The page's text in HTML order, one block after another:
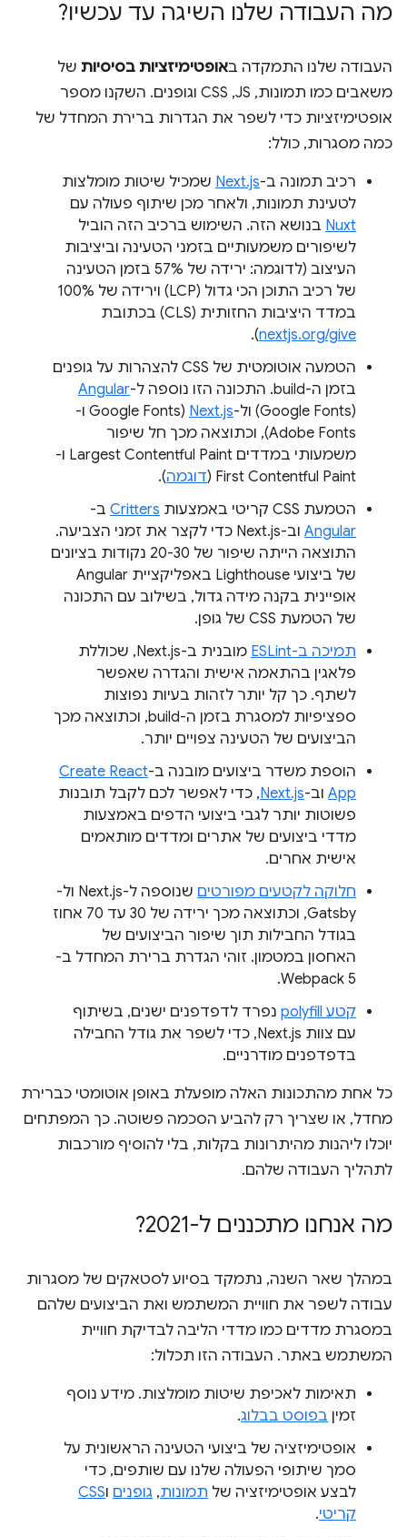
מה העבודה שלנו השיגה עד עכשיו?
העבודה שלנו התמקדה באופטימיזציות בסיסיות של
משאבים כמו תמונות, JS, ‏CSS וגופנים. השקנו מספר
אופטימיזציות כדי לשפר את הגדרות ברירת המחדל של
כמה מסגרות, כולל:
רכיב תמונה ב-Next.js שמכיל שיטות מומלצות
לטעינת תמונות, ולאחר מכן שיתוף פעולה עם
Nuxt בנושא הזה. השימוש ברכיב הזה הוביל
לשיפורים משמעותיים בזמני הטעינה וביציבות
העיצוב (לדוגמה: ירידה של 57% בזמן הטעינה
של רכיב התוכן הכי גדול (LCP) וירידה של 100%
במדד היציבות החזותית (CLS) בכתובת
nextjs.org/give
).
הטמעה אוטומטית של CSS להצהרות על גופנים
בזמן ה-build. התכונה הזו נוספה ל-
Angular
(Google Fonts) ול-
Next.js
(Google Fonts ו-
Adobe Fonts), וכתוצאה מכך חל שיפור
משמעותי במדדים Largest Contentful Paint ו-
First Contentful Paint ( דוגמה).
הטמעת CSS קריטי באמצעות
Critters ב-
Angular
וב-Next.js כדי לקצר את זמני הצביעה.
התוצאה הייתה שיפור של 20-30 נקודות בציונים
של ביצועי Lighthouse באפליקציית Angular
אופיינית בקנה מידה גדול, בשילוב עם התכונה
של הטמעת CSS של גופן.
תמיכה ב-ESLint
מובנית ב-Next.js, שכוללת
פלאגין בהתאמה אישית והגדרה שאפשר
לשתף. כך קל יותר לזהות בעיות נפוצות
ספציפיות למסגרת בזמן ה-build, וכתוצאה מכך
הביצועים של הטעינה צפויים יותר.
הוספת משדר ביצועים מובנה ב-Create React
App וב-Next.js, כדי לאפשר לכם לקבל תובנות
פשוטות יותר לגבי ביצועי הדפים באמצעות
מדדי ביצועים של אתרים ומדדים מותאמים
אישית אחרים.
חלוקה לקטעים מפורטים
שנוספה ל-Next.js ול-
Gatsby, וכתוצאה מכך ירידה של 30 עד 70 אחוז
בגודל החבילות תוך שיפור הביצועים של
האחסון במטמון. זוהי הגדרת ברירת המחדל ב-
Webpack 5.
קטע polyfill
נפרד לדפדפנים ישנים, בשיתוף
עם צוות Next.js, כדי לשפר את גודל החבילה
בדפדפנים מודרניים.
כל אחת מהתכונות האלה מופעלת באופן אוטומטי כברירת
מחדל, או שצריך רק להביע הסכמה פשוטה. כך המפתחים
יוכלו ליהנות מהיתרונות בקלות, בלי להוסיף מורכבות
לתהליך העבודה שלהם.
מה אנחנו מתכננים ל-2021?
במהלך שאר השנה, נתמקד בסיוע לסטאקים של מסגרות
עבודה לשפר את חוויית המשתמש ואת הביצועים שלהם
במסגרת מדדים כמו מדדי הליבה לבדיקת חוויית
המשתמש באתר. העבודה הזו תכלול:
תאימות לאכיפת שיטות מומלצות. מידע נוסף
זמין בפוסט בבלוג.
אופטימיזציה של ביצועי הטעינה הראשונית על
סמך שיתופי הפעולה שלנו עם שותפים, כדי
לבצע אופטימיזציה של תמונות, גופנים וCSS
קריטי.